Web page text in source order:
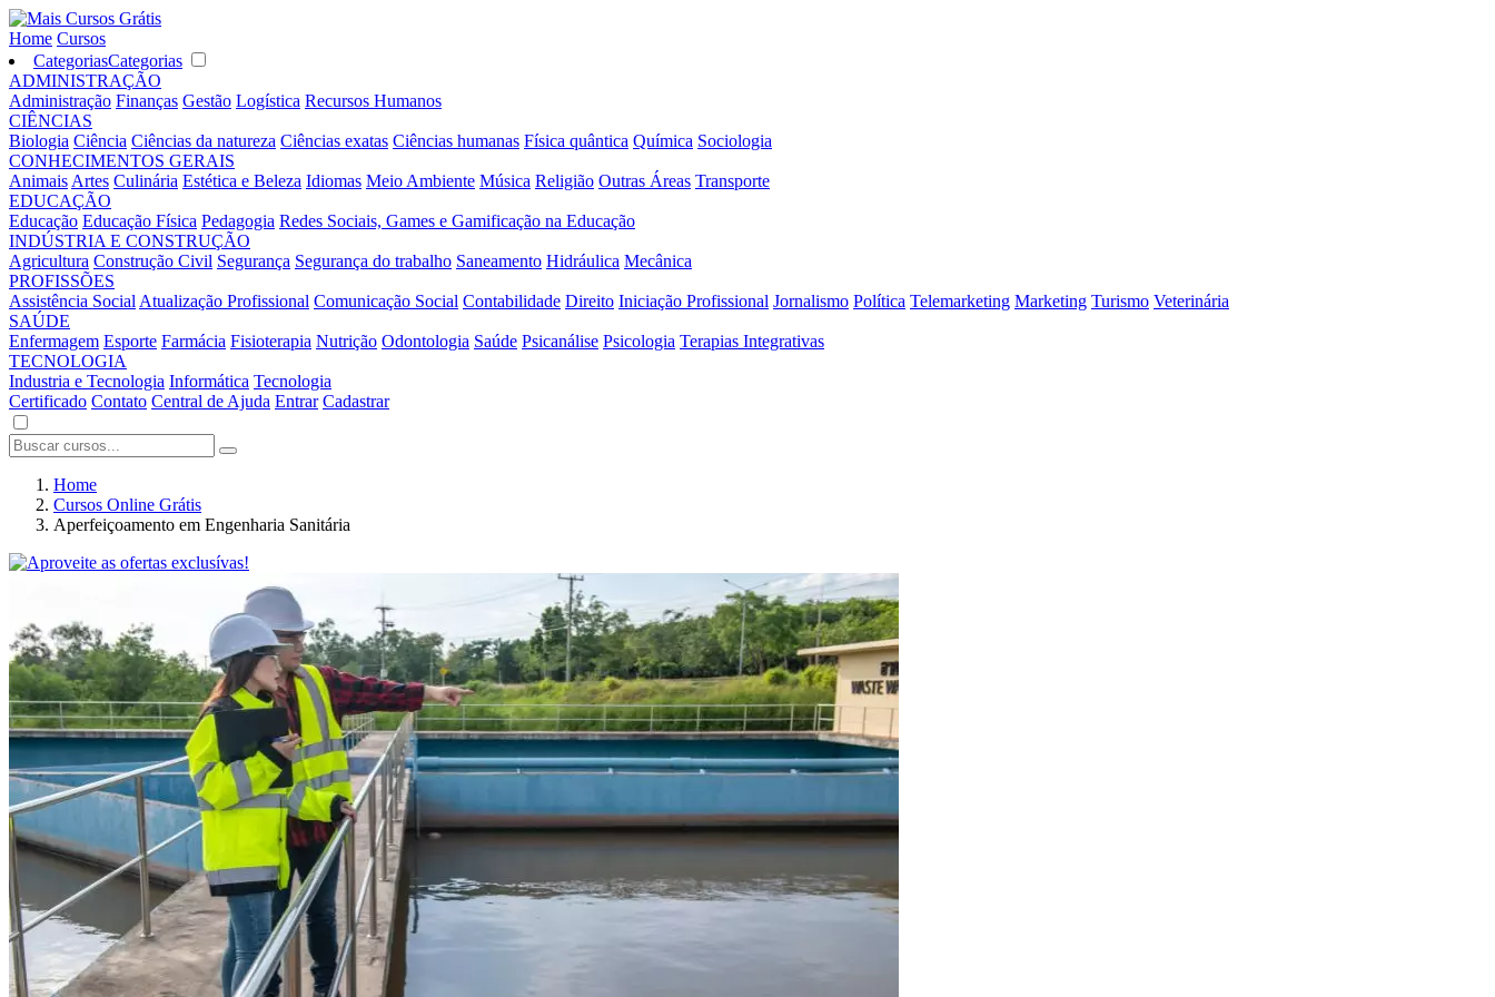
Home Cursos
CategoriasCategorias
ADMINISTRAÇÃO
Administração Finanças Gestão Logística Recursos Humanos
CIÊNCIAS
Biologia Ciência Ciências da natureza Ciências exatas Ciências humanas Física quântica Química Sociologia
CONHECIMENTOS GERAIS
Animais Artes Culinária Estética e Beleza Idiomas Meio Ambiente Música Religião Outras Áreas Transporte
EDUCAÇÃO
Educação Educação Física Pedagogia Redes Sociais, Games e Gamificação na Educação
INDÚSTRIA E CONSTRUÇÃO
Agricultura Construção Civil Segurança Segurança do trabalho Saneamento Hidráulica Mecânica
PROFISSÕES
Assistência Social Atualização Profissional Comunicação Social Contabilidade Direito Iniciação Profissional Jornalismo Política Telemarketing Marketing Turismo Veterinária
SAÚDE
Enfermagem Esporte Farmácia Fisioterapia Nutrição Odontologia Saúde Psicanálise Psicologia Terapias Integrativas
TECNOLOGIA
Industria e Tecnologia Informática Tecnologia
Certificado Contato Central de Ajuda Entrar Cadastrar
Home
Cursos Online Grátis
Aperfeiçoamento em Engenharia Sanitária